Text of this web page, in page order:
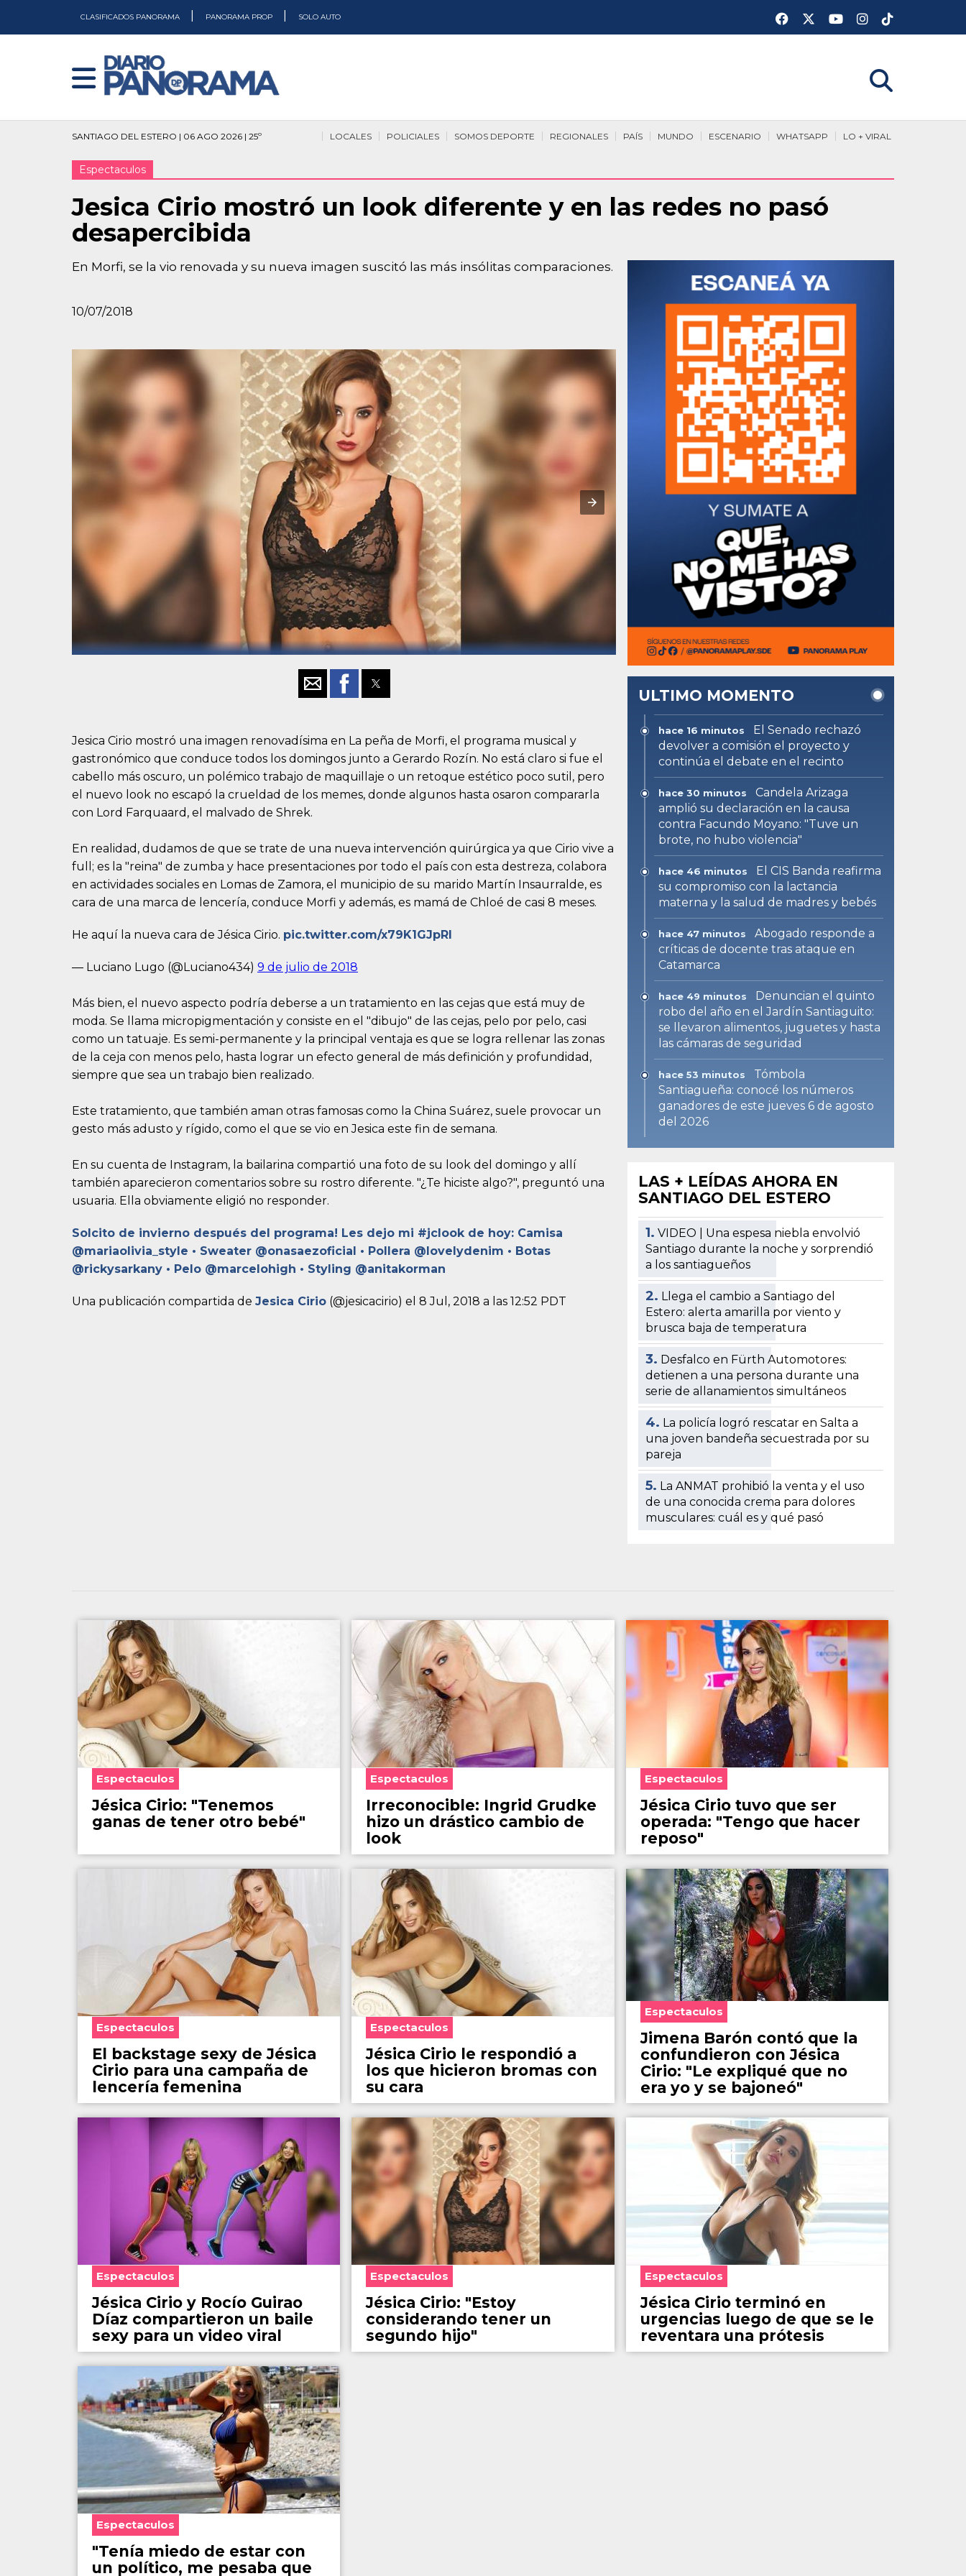
CLASIFICADOS PANORAMA PANORAMA PROP SOLO AUTO
SANTIAGO DEL ESTERO | 06 AGO 2026 | 25º LO + VIRAL
WHATSAPP
ESCENARIO
MUNDO
PAÍS
REGIONALES
SOMOS DEPORTE
POLICIALES
LOCALES
Espectaculos
Jesica Cirio mostró un look diferente y en las redes no pasó
desapercibida
En Morfi, se la vio renovada y su nueva imagen suscitó las más insólitas comparaciones.
10/07/2018
Jesica Cirio mostró una imagen renovadísima en La peña de Morfi, el programa musical y
gastronómico que conduce todos los domingos junto a Gerardo Rozín. No está claro si fue el
cabello más oscuro, un polémico trabajo de maquillaje o un retoque estético poco sutil, pero
el nuevo look no escapó la crueldad de los memes, donde algunos hasta osaron compararla
con Lord Farquaard, el malvado de Shrek.
En realidad, dudamos de que se trate de una nueva intervención quirúrgica ya que Cirio vive a
full; es la "reina" de zumba y hace presentaciones por todo el país con esta destreza, colabora
en actividades sociales en Lomas de Zamora, el municipio de su marido Martín Insaurralde, es
cara de una marca de lencería, conduce Morfi y además, es mamá de Chloé de casi 8 meses.
He aquí la nueva cara de Jésica Cirio. pic.twitter.com/x79K1GJpRl
— Luciano Lugo (@Luciano434) 9 de julio de 2018
Más bien, el nuevo aspecto podría deberse a un tratamiento en las cejas que está muy de
moda. Se llama micropigmentación y consiste en el "dibujo" de las cejas, pelo por pelo, casi
como un tatuaje. Es semi-permanente y la principal ventaja es que se logra rellenar las zonas
de la ceja con menos pelo, hasta lograr un efecto general de más definición y profundidad,
siempre que sea un trabajo bien realizado.
Este tratamiento, que también aman otras famosas como la China Suárez, suele provocar un
gesto más adusto y rígido, como el que se vio en Jesica este fin de semana.
En su cuenta de Instagram, la bailarina compartió una foto de su look del domingo y allí
también aparecieron comentarios sobre su rostro diferente. "¿Te hiciste algo?", preguntó una
usuaria. Ella obviamente eligió no responder.
Solcito de invierno después del programa! Les dejo mi #jclook de hoy: Camisa
@mariaolivia_style • Sweater @onasaezoficial • Pollera @lovelydenim • Botas
@rickysarkany • Pelo @marcelohigh • Styling @anitakorman
Una publicación compartida de Jesica Cirio (@jesicacirio) el 8 Jul, 2018 a las 12:52 PDT
ULTIMO MOMENTO
hace 16 minutos
El Senado rechazó
devolver a comisión el proyecto y
continúa el debate en el recinto
hace 30 minutos
Candela Arizaga
amplió su declaración en la causa
contra Facundo Moyano: "Tuve un
brote, no hubo violencia"
hace 46 minutos
El CIS Banda reafirma
su compromiso con la lactancia
materna y la salud de madres y bebés
hace 47 minutos
Abogado responde a
críticas de docente tras ataque en
Catamarca
hace 49 minutos
Denuncian el quinto
robo del año en el Jardín Santiaguito:
se llevaron alimentos, juguetes y hasta
las cámaras de seguridad
hace 53 minutos
Tómbola
Santiagueña: conocé los números
ganadores de este jueves 6 de agosto
del 2026
LAS + LEÍDAS AHORA EN
SANTIAGO DEL ESTERO
1. VIDEO | Una espesa niebla envolvió
Santiago durante la noche y sorprendió
a los santiagueños
2. Llega el cambio a Santiago del
Estero: alerta amarilla por viento y
brusca baja de temperatura
3. Desfalco en Fürth Automotores:
detienen a una persona durante una
serie de allanamientos simultáneos
4. La policía logró rescatar en Salta a
una joven bandeña secuestrada por su
pareja
5. La ANMAT prohibió la venta y el uso
de una conocida crema para dolores
musculares: cuál es y qué pasó
Espectaculos
Jésica Cirio: "Tenemos
ganas de tener otro bebé"
Espectaculos
Irreconocible: Ingrid Grudke
hizo un drástico cambio de
look
Espectaculos
Jésica Cirio tuvo que ser
operada: "Tengo que hacer
reposo"
Espectaculos
El backstage sexy de Jésica
Cirio para una campaña de
lencería femenina
Espectaculos
Jésica Cirio le respondió a
los que hicieron bromas con
su cara
Espectaculos
Jimena Barón contó que la
confundieron con Jésica
Cirio: "Le expliqué que no
era yo y se bajoneó"
Espectaculos
Jésica Cirio y Rocío Guirao
Díaz compartieron un baile
sexy para un video viral
Espectaculos
Jésica Cirio: "Estoy
considerando tener un
segundo hijo"
Espectaculos
Jésica Cirio terminó en
urgencias luego de que se le
reventara una prótesis
Espectaculos
"Tenía miedo de estar con
un político, me pesaba que